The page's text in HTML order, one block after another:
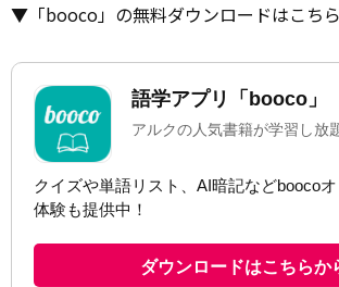
▼「booco」の無料ダウンロードはこち